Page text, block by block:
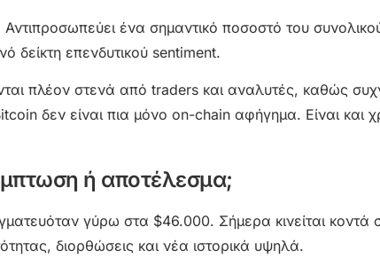
ένα σημαντικό ποσοστό του
δείκτη επενδυτικού sentiment.
πλέον στενά από traders και αναλυτές, καθώς
δεν είναι πια μόνο on-chain αφήγημα. Είναι και
ή αποτέλεσμα;
γύρω στα $46.000. Σήμερα κινείται κοντά
διορθώσεις και νέα ιστορικά υψηλά.